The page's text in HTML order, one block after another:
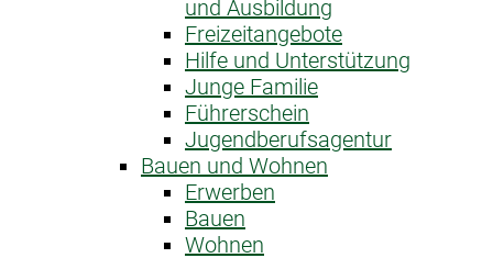
und Ausbildung
Freizeitangebote
Hilfe und Unterstützung
Junge Familie
Führerschein
Jugendberufsagentur
Bauen und Wohnen
Erwerben
Bauen
Wohnen